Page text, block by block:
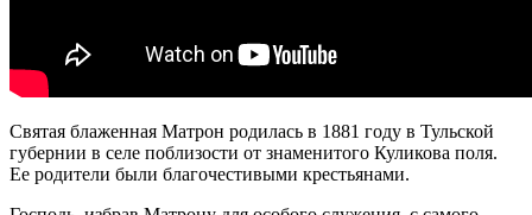
Святая блаженная Матрон родилась в 1881 году в Тульской
губернии в селе поблизости от знаменитого Куликова поля.
Ее родители были благочестивыми крестьянами.